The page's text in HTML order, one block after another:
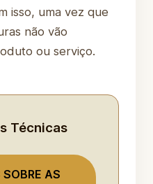
isso, uma vez que
não vão
ou serviço.
Técnicas
AS